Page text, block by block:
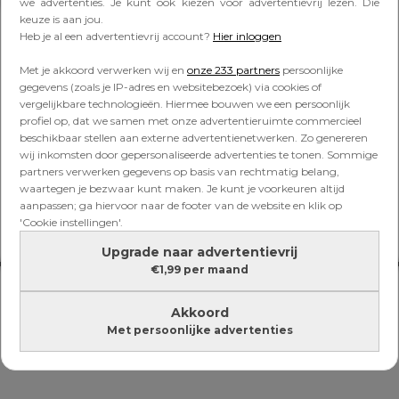
keuze is aan jou.
Heb je al een advertentievrij account? Hier inloggen
Met je akkoord verwerken wij en onze 233 partners persoonlijke
gegevens (zoals je IP-adres en websitebezoek) via cookies of
vergelijkbare technologieën. Hiermee bouwen we een persoonlijk
profiel op, dat we samen met onze advertentieruimte commercieel
beschikbaar stellen aan externe advertentienetwerken. Zo genereren
wij inkomsten door gepersonaliseerde advertenties te tonen. Sommige
partners verwerken gegevens op basis van rechtmatig belang,
waartegen je bezwaar kunt maken. Je kunt je voorkeuren altijd
aanpassen; ga hiervoor naar de footer van de website en klik op
'Cookie instellingen'.
Upgrade naar advertentievrij
€1,99 per maand
Akkoord
Met persoonlijke advertenties